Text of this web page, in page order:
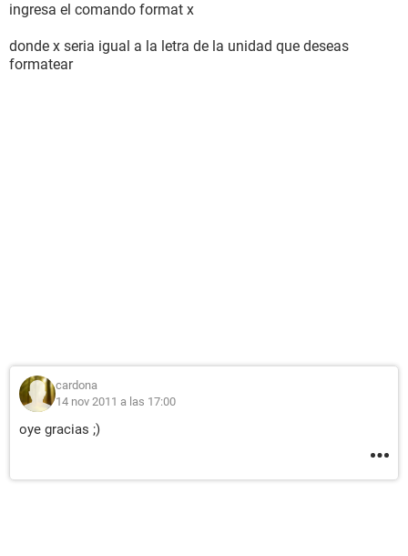
ingresa el comando format x
donde x seria igual a la letra de la unidad que deseas
formatear
cardona
14 nov 2011 a las 17:00
oye gracias ;)